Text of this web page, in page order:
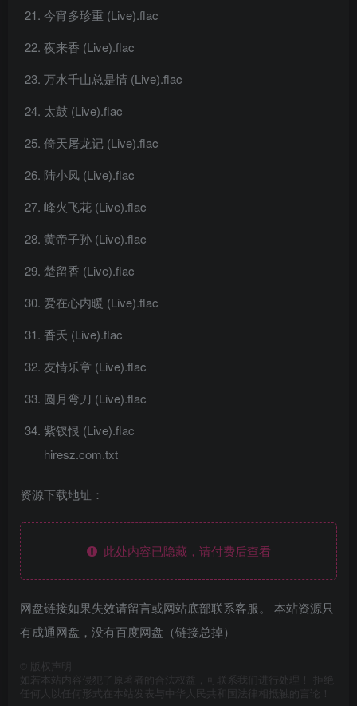
今宵多珍重 (Live).flac
夜来香 (Live).flac
万水千山总是情 (Live).flac
太鼓 (Live).flac
倚天屠龙记 (Live).flac
陆小凤 (Live).flac
峰火飞花 (Live).flac
黄帝子孙 (Live).flac
楚留香 (Live).flac
爱在心内暖 (Live).flac
香夭 (Live).flac
友情乐章 (Live).flac
圆月弯刀 (Live).flac
紫钗恨 (Live).flac
hiresz.com.txt
资源下载地址：
此处内容已隐藏，请付费后查看
网盘链接如果失效请留言或网站底部联系客服。 本站资源只
有成通网盘，没有百度网盘（链接总掉）
版权声明
如若本站内容侵犯了原著者的合法权益，可联系我们进行处理！ 拒绝
任何人以任何形式在本站发表与中华人民共和国法律相抵触的言论！